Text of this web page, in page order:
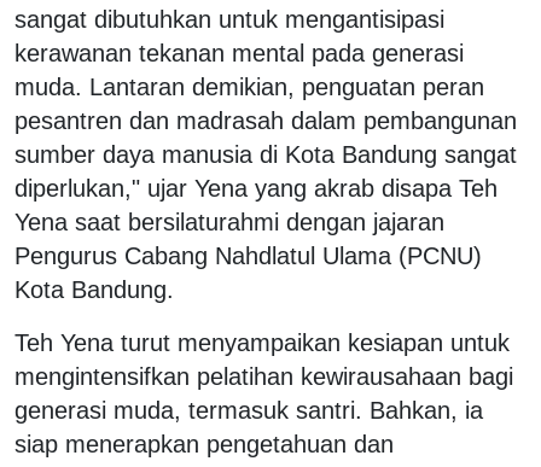
sangat dibutuhkan untuk mengantisipasi
kerawanan tekanan mental pada generasi
muda. Lantaran demikian, penguatan peran
pesantren dan madrasah dalam pembangunan
sumber daya manusia di Kota Bandung sangat
diperlukan," ujar Yena yang akrab disapa Teh
Yena saat bersilaturahmi dengan jajaran
Pengurus Cabang Nahdlatul Ulama (PCNU)
Kota Bandung.
Teh Yena turut menyampaikan kesiapan untuk
mengintensifkan pelatihan kewirausahaan bagi
generasi muda, termasuk santri. Bahkan, ia
siap menerapkan pengetahuan dan